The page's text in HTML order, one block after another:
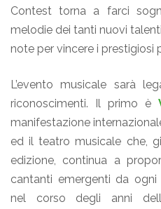
Contest torna a farci
melodie dei tanti nuovi
note per vincere i prestigiosi
L’evento musicale sarà
riconoscimenti. Il primo è
manifestazione
ed il teatro musicale che,
edizione, continua a
cantanti emergenti da
nel corso degli anni